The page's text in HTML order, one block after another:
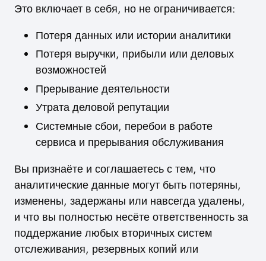
Это включает в себя, но не ограничивается:
Потеря данных или истории аналитики
Потеря выручки, прибыли или деловых
возможностей
Прерывание деятельности
Утрата деловой репутации
Системные сбои, перебои в работе
сервиса и прерывания обслуживания
Вы признаёте и соглашаетесь с тем, что
аналитические данные могут быть потеряны,
изменены, задержаны или навсегда удалены,
и что вы полностью несёте ответственность за
поддержание любых вторичных систем
отслеживания, резервных копий или